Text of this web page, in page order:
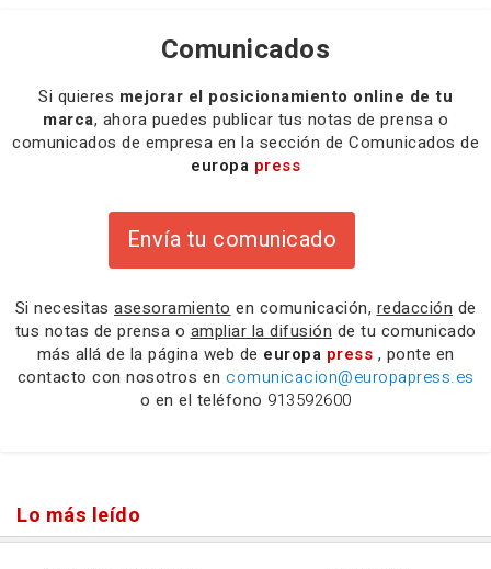
Comunicados
Si quieres mejorar el posicionamiento online de tu
marca, ahora puedes publicar tus notas de prensa o
comunicados de empresa en la sección de Comunicados de
europa press
Envía tu comunicado
Si necesitas asesoramiento en comunicación, redacción de
tus notas de prensa o ampliar la difusión de tu comunicado
más allá de la página web de europa press , ponte en
contacto con nosotros en comunicacion@europapress.es
o en el teléfono 913592600
Lo más leído